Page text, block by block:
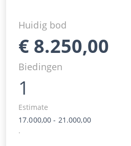
Huidig bod
€ 8.250,00
Biedingen
1
Estimate
17.000,00 - 21.000,00
.